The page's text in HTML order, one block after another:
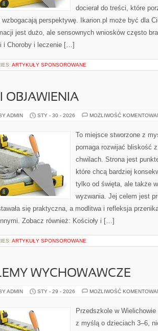
docierał do treści, które
perspektywę. Ikarion.pl może być dla
jest dużo, ale sensownych wniosków często
i Choroby i leczenie […]
ARTYKUŁY SPONSOROWANE
OBJAWIENIA
ADMIN STY - 30 - 2026 MOŻLIWOŚĆ
To miejsce stworzone z
pomaga rozwijać bliskość
chwilach. Strona jest
które chcą bardziej
tylko od święta, ale także
wyzwania. Jej celem jest
się praktyczna, a modlitwa i refleksja
Zobacz również: Kościoły i […]
ARTYKUŁY SPONSOROWANE
WYCHOWAWCZE
ADMIN STY - 29 - 2026 MOŻLIWOŚĆ
Przedszkole w
z myślą o dzieciach 3–6,